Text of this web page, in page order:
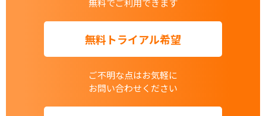
無料でご利用できます
無料トライアル希望
ご不明な点はお気軽に
お問い合わせください